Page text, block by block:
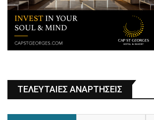
ΤΕΛΕΥΤΑΙΕΣ ΑΝΑΡΤΗΣΕΙΣ